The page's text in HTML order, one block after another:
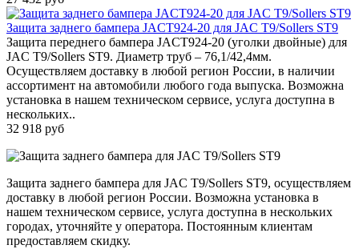
Защита заднего бампера JACT924-20 для JAC T9/Sollers ST9
Защита переднего бампера JACT924-20 (уголки двойные) для
JAC T9/Sollers ST9. Диаметр труб – 76,1/42,4мм.
Осуществляем доставку в любой регион России, в наличии
ассортимент на автомобили любого года выпуска. Возможна
установка в нашем техническом сервисе, услуга доступна в
нескольких..
32 918 руб
Защита заднего бампера для JAC T9/Sollers ST9, осуществляем
доставку в любой регион России. Возможна установка в
нашем техническом сервисе, услуга доступна в нескольких
городах, уточняйте у оператора. Постоянным клиентам
предоставляем скидку.